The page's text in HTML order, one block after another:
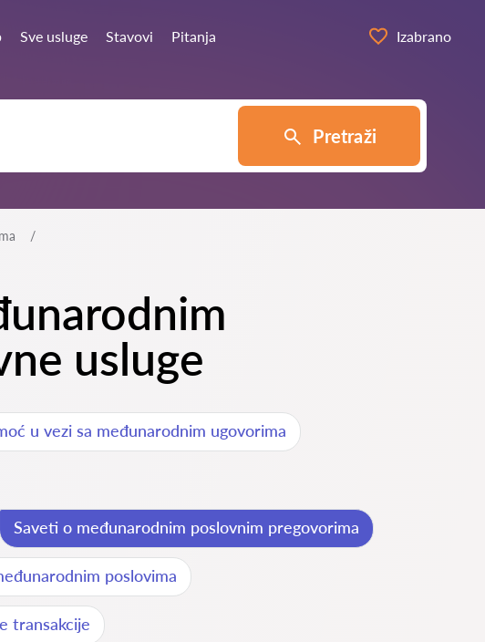
Sve usluge Stavovi Pitanja Izabrano
Pretraži
usluge
u vezi sa međunarodnim ugovorima
Saveti o međunarodnim poslovnim pregovorima
poslovima
transakcije